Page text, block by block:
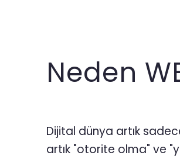
Neden
Dijital dünya artık
artık "otorite olma" ve